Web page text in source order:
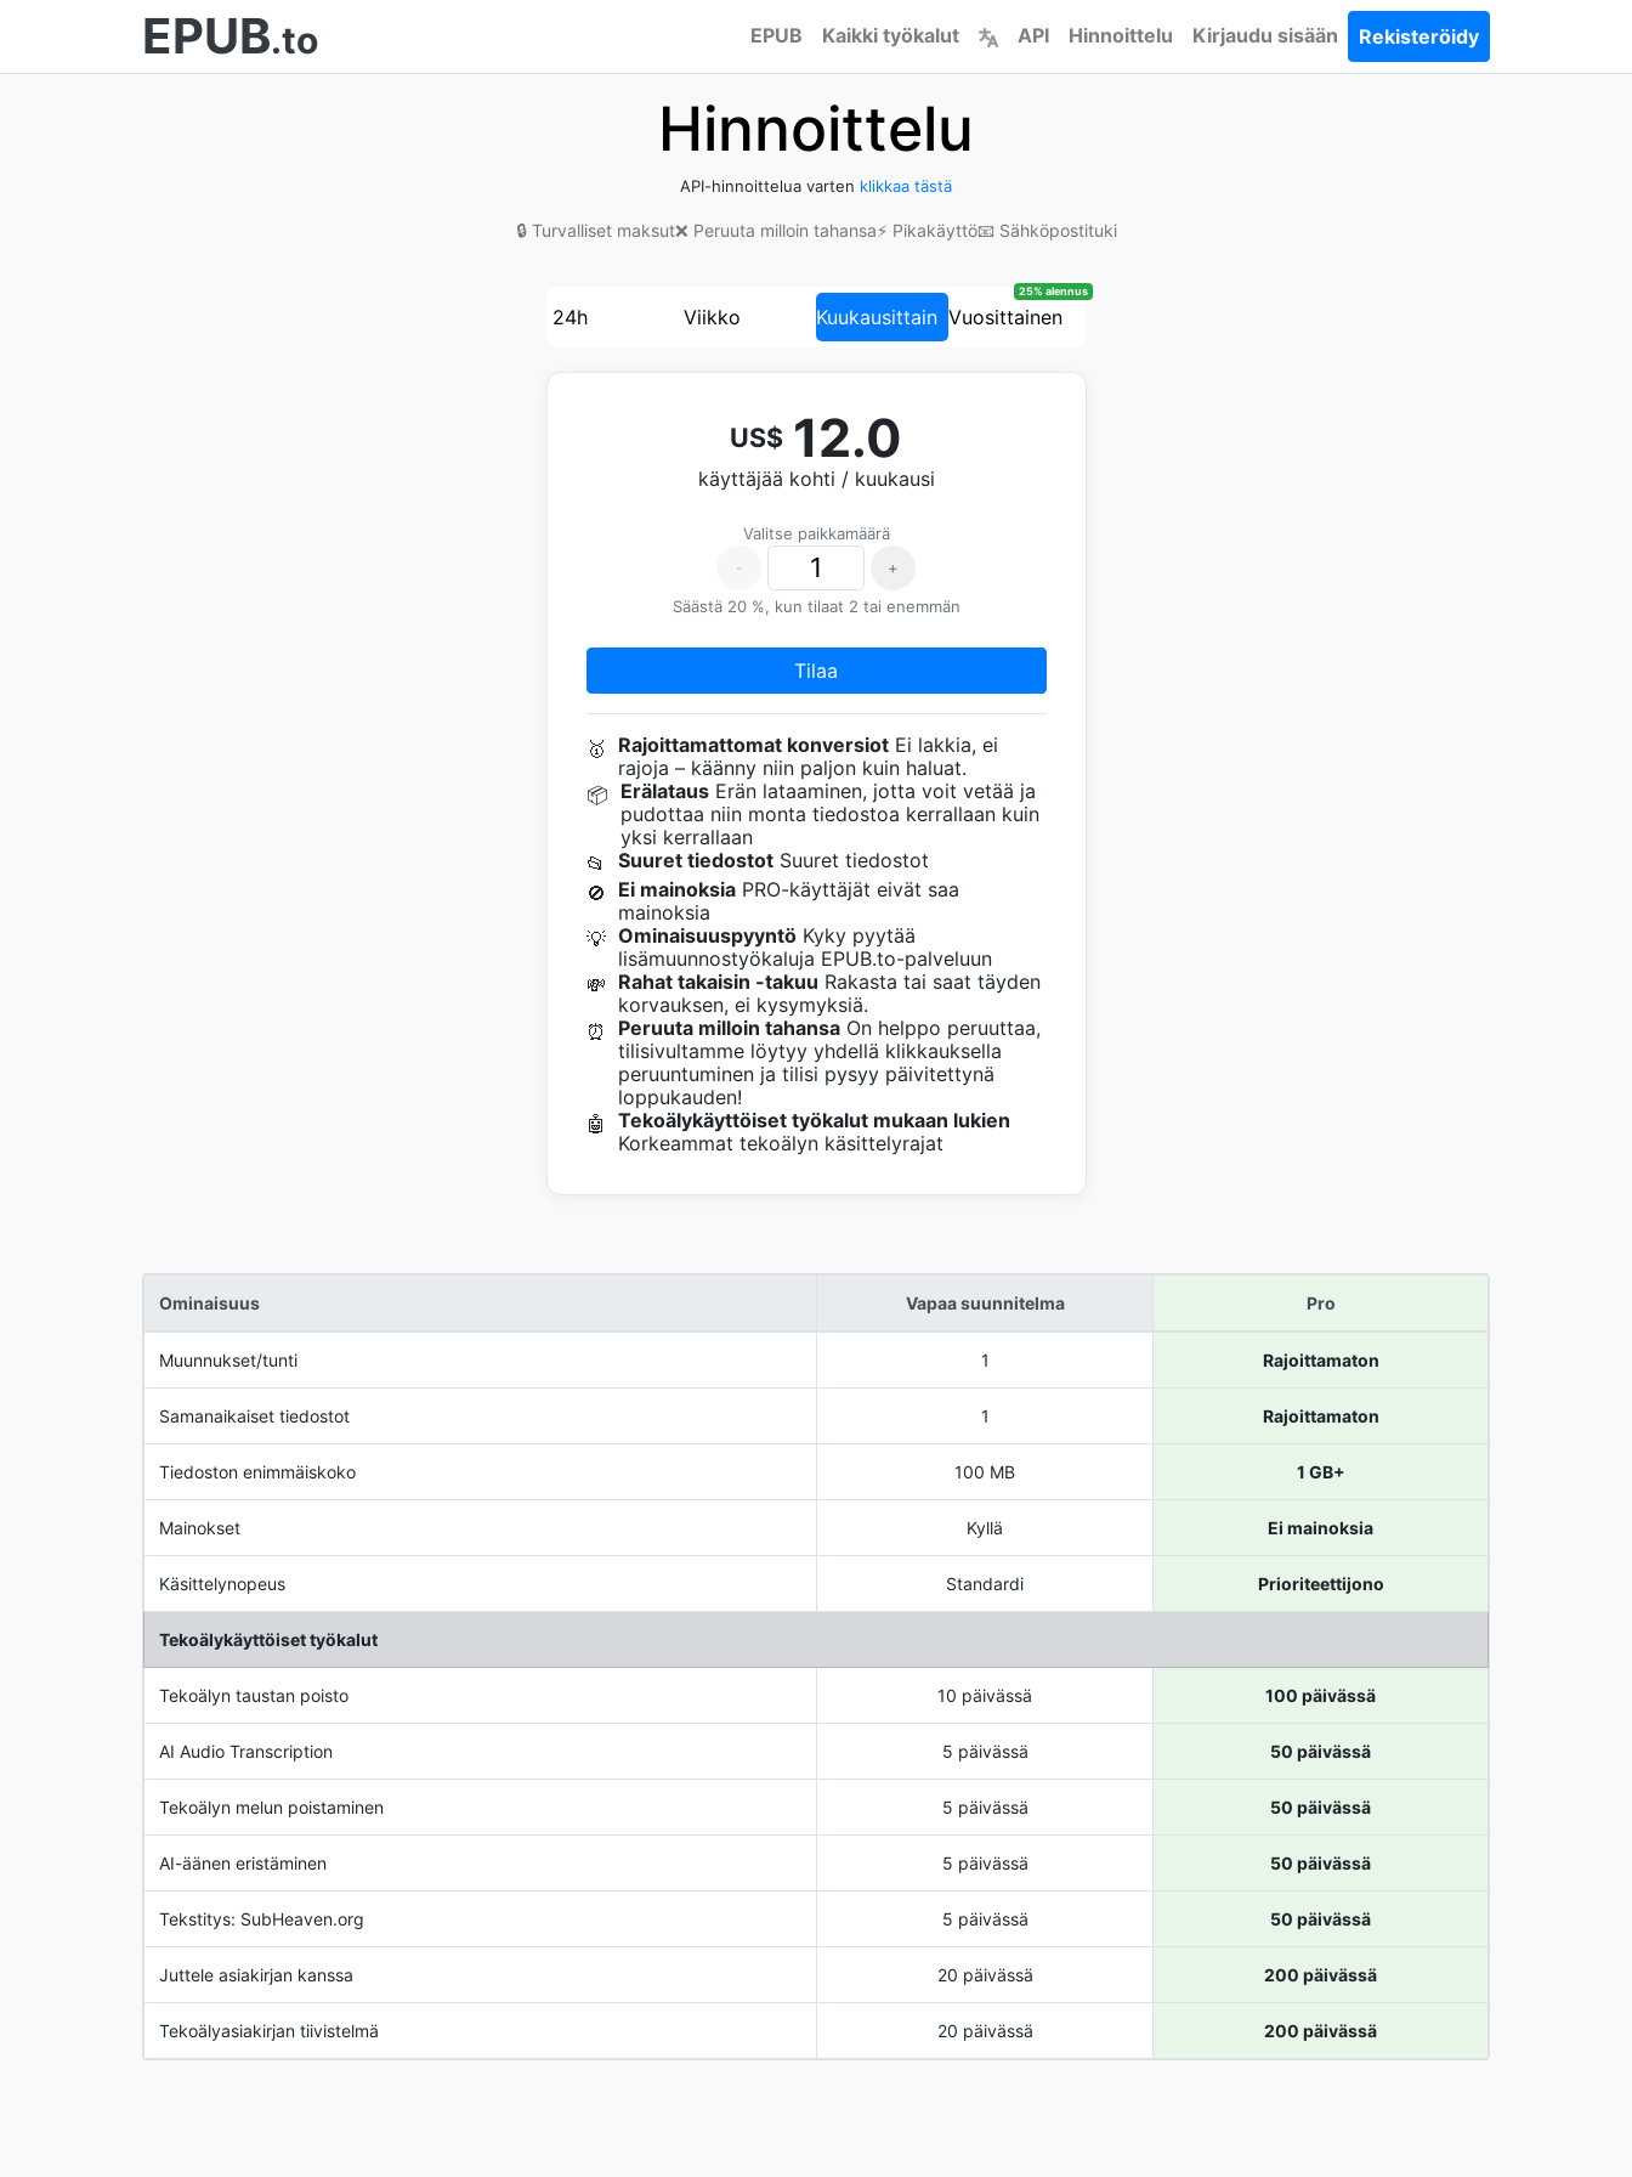
EPUB.to EPUB Kaikki työkalut API Hinnoittelu Kirjaudu sisään Rekisteröidy
Hinnoittelu
API-hinnoittelua varten klikkaa tästä
🔒 Turvalliset maksut❌ Peruuta milloin tahansa⚡ Pikakäyttö📧 Sähköpostituki
24h Viikko Kuukausittain Vuosittainen
25% alennus
US$ 12.0
käyttäjää kohti / kuukausi
Valitse paikkamäärä
-
+
Säästä 20 %, kun tilaat 2 tai enemmän
Tilaa
🥇 Rajoittamattomat konversiotEi lakkia, ei
rajoja – käänny niin paljon kuin haluat.
📦 ErälatausErän lataaminen, jotta voit vetää ja
pudottaa niin monta tiedostoa kerrallaan kuin
yksi kerrallaan
📂
Suuret tiedostotSuuret tiedostot
🚫
Ei mainoksiaPRO-käyttäjät eivät saa
mainoksia
💡 OminaisuuspyyntöKyky pyytää
lisämuunnostyökaluja EPUB.to-palveluun
💸 Rahat takaisin -takuu Rakasta tai saat täyden
korvauksen, ei kysymyksiä.
⏰
Peruuta milloin tahansaOn helppo peruuttaa,
tilisivultamme löytyy yhdellä klikkauksella
peruuntuminen ja tilisi pysyy päivitettynä
loppukauden!
🤖
Tekoälykäyttöiset työkalut mukaan lukien
Korkeammat tekoälyn käsittelyrajat
Ominaisuus Vapaa suunnitelma Pro
Muunnukset/tunti 1 Rajoittamaton
Samanaikaiset tiedostot 1 Rajoittamaton
Tiedoston enimmäiskoko 100 MB 1 GB+
Mainokset Kyllä Ei mainoksia
Käsittelynopeus Standardi Prioriteettijono
Tekoälykäyttöiset työkalut
Tekoälyn taustan poisto 10 päivässä 100 päivässä
AI Audio Transcription 5 päivässä 50 päivässä
Tekoälyn melun poistaminen 5 päivässä 50 päivässä
AI-äänen eristäminen 5 päivässä 50 päivässä
Tekstitys: SubHeaven.org 5 päivässä 50 päivässä
Juttele asiakirjan kanssa 20 päivässä 200 päivässä
Tekoälyasiakirjan tiivistelmä 20 päivässä 200 päivässä